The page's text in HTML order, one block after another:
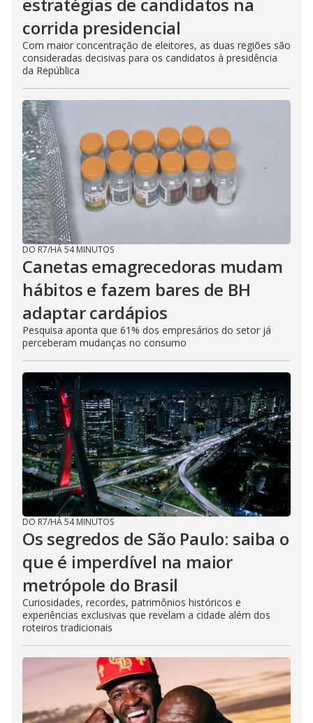
corrida presidencial
Com maior concentração de eleitores, as duas regiões são
consideradas decisivas para os candidatos à presidência
da República
DO R7/HÁ 54 MINUTOS
Canetas emagrecedoras mudam
hábitos e fazem bares de BH
adaptar cardápios
Pesquisa aponta que 61% dos empresários do setor já
perceberam mudanças no consumo
DO R7/HÁ 54 MINUTOS
Os segredos de São Paulo: saiba o
que é imperdível na maior
metrópole do Brasil
Curiosidades, recordes, patrimônios históricos e
experiências exclusivas que revelam a cidade além dos
roteiros tradicionais